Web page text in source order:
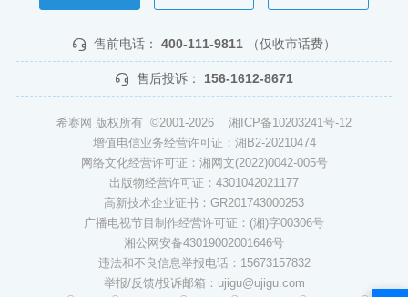
售前电话： 400-111-9811 （仅收市话费）
售后投诉： 156-1612-8671
希赛网 版权所有 ©2001-2026 湘ICP备10203241号-12
增值电信业务经营许可证：湘B2-20210474
网络文化经营许可证：湘网文(2022)0042-005号
出版物经营许可证：4301042021177
高新技术企业证书：GR201743000253
广播电视节目制作经营许可证：(湘)字00306号
湘公网安备43019002001646号
违法和不良信息举报电话：15673157832
举报/反馈/投诉邮箱：ujigu@ujigu.com